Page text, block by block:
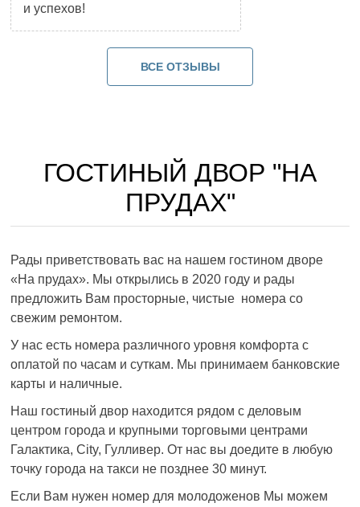
и успехов!
ВСЕ ОТЗЫВЫ
ГОСТИНЫЙ ДВОР "НА
ПРУДАХ"
Рады приветствовать вас на нашем гостином дворе
«На прудах». Мы открылись в 2020 году и рады
предложить Вам просторные, чистые номера со
свежим ремонтом.
У нас есть номера различного уровня комфорта с
оплатой по часам и суткам. Мы принимаем банковские
карты и наличные.
Наш гостиный двор находится рядом с деловым
центром города и крупными торговыми центрами
Галактика, City, Гулливер. От нас вы доедите в любую
точку города на такси не позднее 30 минут.
Если Вам нужен номер для молодоженов Мы можем